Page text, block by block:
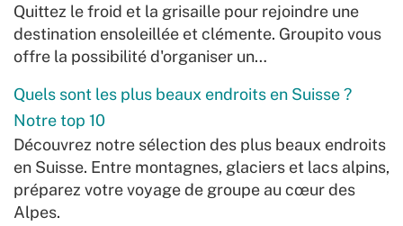
Quittez le froid et la grisaille pour rejoindre une
destination ensoleillée et clémente. Groupito vous
offre la possibilité d'organiser un…
Quels sont les plus beaux endroits en Suisse ?
Notre top 10
Découvrez notre sélection des plus beaux endroits
en Suisse. Entre montagnes, glaciers et lacs alpins,
préparez votre voyage de groupe au cœur des
Alpes.